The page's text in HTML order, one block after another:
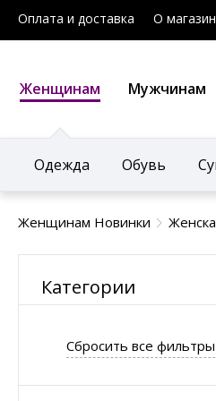
Оплата и доставка О
Женщинам
Одежда Обувь
Мужчинам
Женщинам Новинки
Категории
Сбросить все фильтры